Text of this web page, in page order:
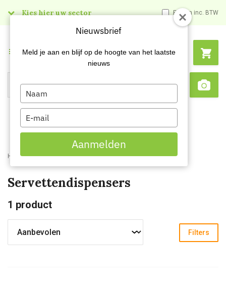
Kies hier uw sector Prijzen inc. BTW
Search
Menu
Home Webshop Dispensers Servettendispensers
Servettendispensers
1 product
Filters
Nieuwsbrief
Meld je aan en blijf op de hoogte van het laatste
nieuws
Type
your
name
Type
your
email
Aanmelden